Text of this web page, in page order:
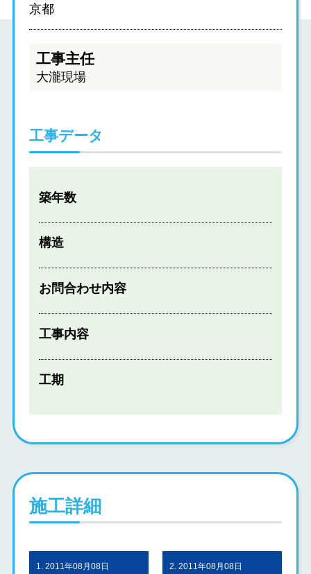
京都
工事主任
大瀧現場
工事データ
築年数
構造
お問合わせ内容
工事内容
工期
施工詳細
1. 2011年08月08日 2. 2011年08月08日